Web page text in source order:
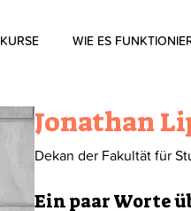
KURSE
Biblisches Hebräisch
WIE ES
Jonathan
Dekan der Fakultät für
Ein paar Worte